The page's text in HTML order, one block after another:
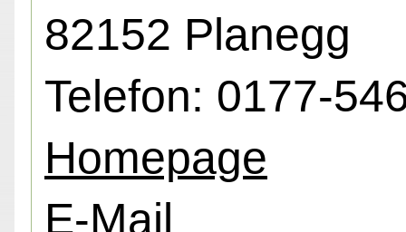
82152 Planegg
Telefon: 0177-
Homepage
E-Mail